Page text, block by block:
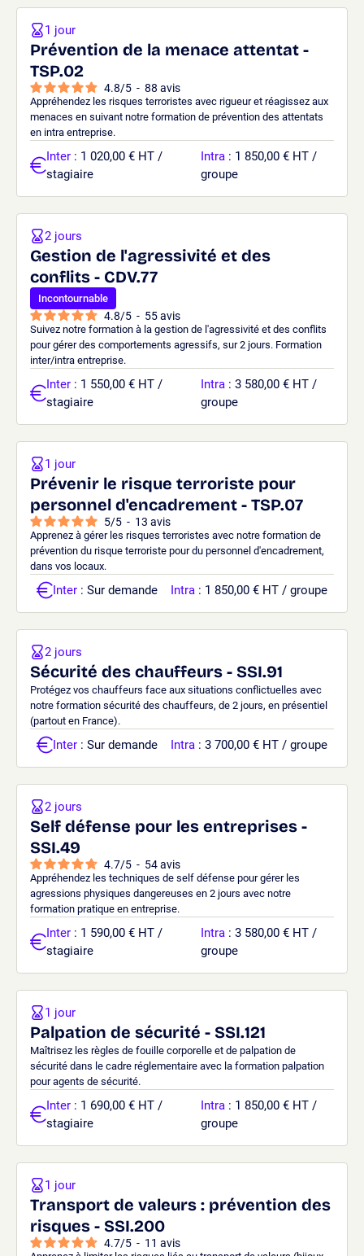
Prévention de la menace attentat -
TSP.02
4.8/5 - 88 avis
Appréhendez les risques terroristes avec rigueur et réagissez aux
menaces en suivant notre formation de prévention des attentats
en intra entreprise.
1 jour
Inter : 1 020,00 € HT /
stagiaire
Intra : 1 850,00 € HT /
groupe
Gestion de l'agressivité et des
conflits - CDV.77
Incontournable
4.8/5 - 55avis
Suivez notre formation à la gestion de l'agressivité et des conflits
pour gérer des comportements agressifs, sur 2 jours. Formation
inter/intra entreprise.
2 jours
Inter : 1 550,00 € HT /
stagiaire
Intra : 3 580,00 € HT /
groupe
Prévenir le risque terroriste pour
personnel d'encadrement - TSP.07
5/5 - 13 avis
Apprenez à gérer les risques terroristes avec notre formation de
prévention du risque terroriste pour du personnel d'encadrement,
dans vos locaux.
1 jour
Inter : Sur demande Intra : 1 850,00 € HT / groupe
Sécurité des chauffeurs - SSI.91
Protégez vos chauffeurs face aux situations conflictuelles avec
notre formation sécurité des chauffeurs, de 2 jours, en présentiel
(partout en France).
2 jours
Inter : Sur demande Intra : 3 700,00 € HT / groupe
Self défense pour les entreprises -
SSI.49
4.7/5 - 54avis
Appréhendez les techniques de self défense pour gérer les
agressions physiques dangereuses en 2 jours avec notre
formation pratique en entreprise.
2 jours
Inter : 1 590,00 € HT /
stagiaire
Intra : 3 580,00 € HT /
groupe
Palpation de sécurité - SSI.121
Maîtrisez les règles de fouille corporelle et de palpation de
sécurité dans le cadre réglementaire avec la formation palpation
pour agents de sécurité.
1 jour
Inter : 1 690,00 € HT /
stagiaire
Intra : 1 850,00 € HT /
groupe
Transport de valeurs : prévention des
risques - SSI.200
4.7/5 - 11 avis
1 jour